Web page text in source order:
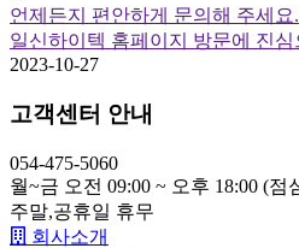
언제든지 편안하게 문의해 주세요.
일신하이텍 홈페이지 방문에 진
2023-10-27
고객센터 안내
054-475-5060
월~금 오전 09:00 ~ 오후 18:00 (점
주말,공휴일 휴무
회사소개